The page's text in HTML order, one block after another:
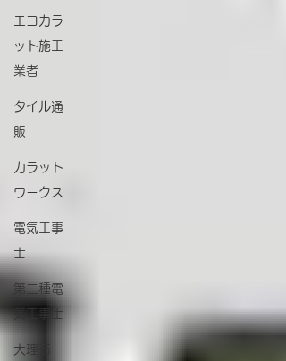
エコカラ
ット施工
業者
タイル通
販
カラット
ワークス
電気工事
士
第二種電
気工事士
大理石